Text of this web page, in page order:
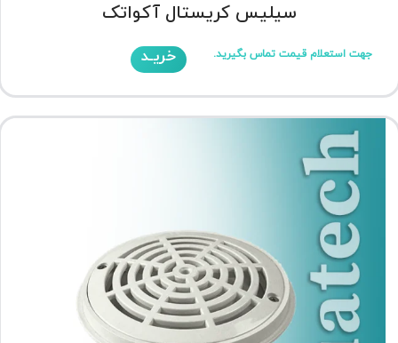
سیلیس کریستال آکواتک
جهت استعلام قیمت تماس بگیرید. خریـد